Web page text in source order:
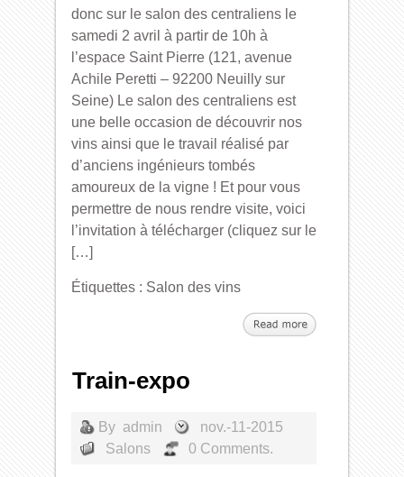
donc sur le salon des centraliens le
samedi 2 avril à partir de 10h à
l’espace Saint Pierre (121, avenue
Achile Peretti – 92200 Neuilly sur
Seine) Le salon des centraliens est
une belle occasion de découvrir nos
vins ainsi que le travail réalisé par
d’anciens ingénieurs tombés
amoureux de la vigne ! Et pour vous
permettre de nous rendre visite, voici
l’invitation à télécharger (cliquez sur le
[…]
Étiquettes : Salon des vins
Train-expo
By admin
nov.-11-2015
Salons
0 Comments.